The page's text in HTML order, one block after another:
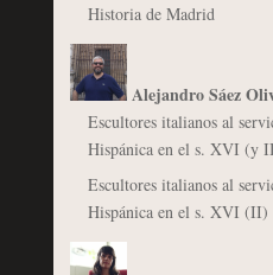
Historia de Madrid
Alejandro Sáez
Escultores italianos al
Hispánica en el s. XVI (y
Escultores italianos al
Hispánica en el s. XVI (II)